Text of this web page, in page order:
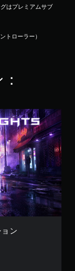
はプレミアムサブ
トローラー）
ン